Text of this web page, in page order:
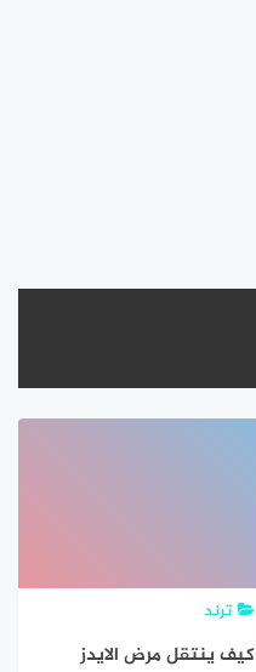
ترند
كيف ينتقل مرض الايدز